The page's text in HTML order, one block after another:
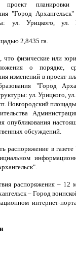
планировки
"Город
ул. Урицкого,
2,8435 га.
физические или
о порядке,
изменений в проект
"Город
ул. Урицкого,
Новгородский
опубликования
обсуждений.
в газете
– 12
– Город
интернет-